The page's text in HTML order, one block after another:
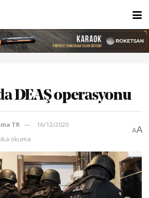
DEAŞ operasyonu
TR
16/12/2020
okuma
AA